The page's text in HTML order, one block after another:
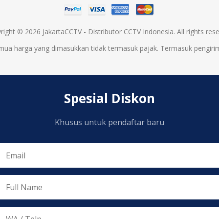
© 2026 JakartaCCTV - Distributor CCTV Indonesia. All rights
harga yang dimasukkan tidak termasuk pajak. Termasuk
Spesial Diskon
Khusus untuk pendaftar baru